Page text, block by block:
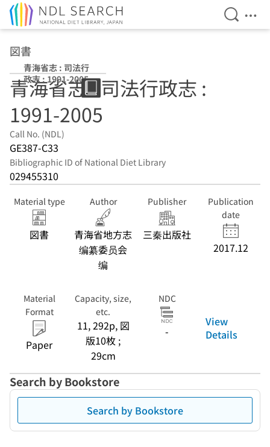
Open
図書
青海省志 : 司法行
政志 : 1991-2005
青海省志 : 司法行政志 :
1991-2005
Call No. (NDL)
GE387-C33
Bibliographic ID of National Diet Library
029455310
Material type
図書
Author
青海省地方志
编纂委员会
编
Publisher
三秦出版社
Publication
date
2017.12
Material
Format
Paper
Capacity, size,
etc.
11, 292p, 図
版10枚 ;
29cm
NDC
-
View
Details
Search by Bookstore
Search by Bookstore